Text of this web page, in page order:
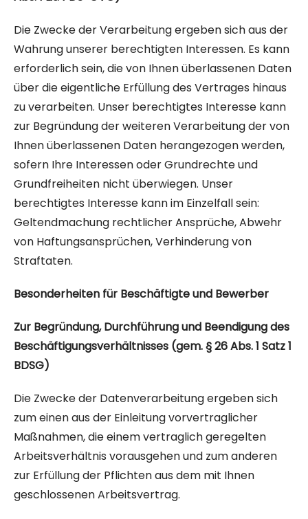
Die Zwecke der Verarbeitung ergeben sich aus der
Wahrung unserer berechtigten Interessen. Es kann
erforderlich sein, die von Ihnen überlassenen Daten
über die eigentliche Erfüllung des Vertrages hinaus
zu verarbeiten. Unser berechtigtes Interesse kann
zur Begründung der weiteren Verarbeitung der von
Ihnen überlassenen Daten herangezogen werden,
sofern Ihre Interessen oder Grundrechte und
Grundfreiheiten nicht überwiegen. Unser
berechtigtes Interesse kann im Einzelfall sein:
Geltendmachung rechtlicher Ansprüche, Abwehr
von Haftungsansprüchen, Verhinderung von
Straftaten.
Besonderheiten für Beschäftigte und Bewerber
Zur Begründung, Durchführung und Beendigung des
Beschäftigungsverhältnisses (gem. § 26 Abs. 1 Satz 1
BDSG)
Die Zwecke der Datenverarbeitung ergeben sich
zum einen aus der Einleitung vorvertraglicher
Maßnahmen, die einem vertraglich geregelten
Arbeitsverhältnis vorausgehen und zum anderen
zur Erfüllung der Pflichten aus dem mit Ihnen
geschlossenen Arbeitsvertrag.